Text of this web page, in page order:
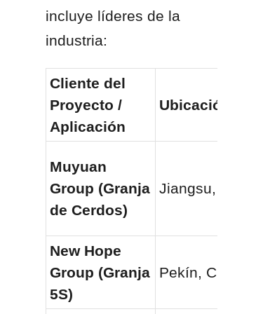
incluye líderes de la
industria:
Cliente del
Proyecto /
Aplicación
Ubicación
Muyuan
Group (Granja
de Cerdos)
Jiangsu, China
New Hope
Group (Granja
5S)
Pekín, China